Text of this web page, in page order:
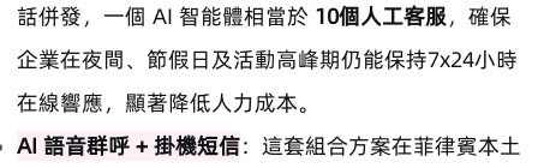
話併發，一個 AI 智能體相當於 10個人工客服，確保
企業在夜間、節假日及活動高峰期仍能保持7x24小時
在線響應，顯著降低人力成本。
AI 語音群呼 + 掛機短信：這套組合方案在菲律賓本土